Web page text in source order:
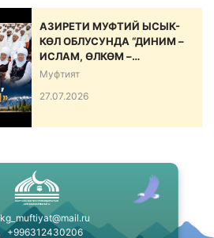
АЗИРЕТИ МУФТИЙ ЫСЫК-
КӨЛ ОБЛУСУНДА “ДИНИМ –
ИСЛАМ, ӨЛКӨМ –
КЫРГЫЗСТАН” АТТУУ ИШ-
Муфтият
27.07.2026
kg_muftiyat@mail.ru
+996312430206